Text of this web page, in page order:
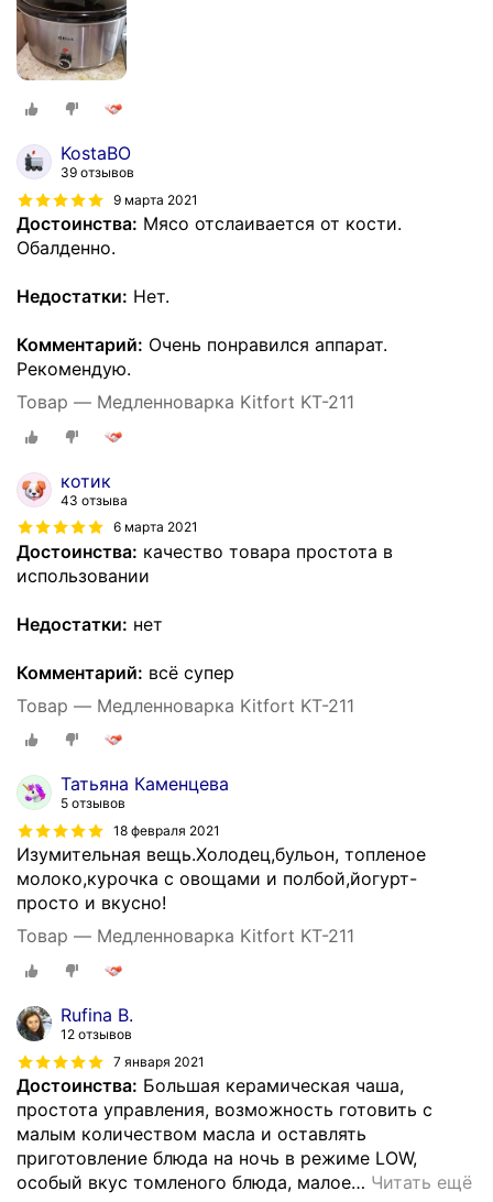
KostaBO
39 отзывов
9 марта 2021
Достоинства: Мясо отслаивается от кости.
Обалденно.
Недостатки: Нет.
Комментарий: Очень понравился аппарат.
Рекомендую.
Товар — Медленноварка Kitfort KT-211
котик
43 отзыва
6 марта 2021
Достоинства: качество товара простота в
использовании
Недостатки: нет
Комментарий: всё супер
Товар — Медленноварка Kitfort KT-211
Татьяна Каменцева
5 отзывов
18 февраля 2021
Изумительная вещь.Холодец,бульон, топленое
молоко,курочка с овощами и полбой,йогурт-
просто и вкусно!
Товар — Медленноварка Kitfort KT-211
Rufina B.
12 отзывов
7 января 2021
Достоинства: Большая керамическая чаша,
простота управления, возможность готовить с
малым количеством масла и оставлять
приготовление блюда на ночь в режиме LOW,
особый вкус томленого блюда, малое… Читать ещё